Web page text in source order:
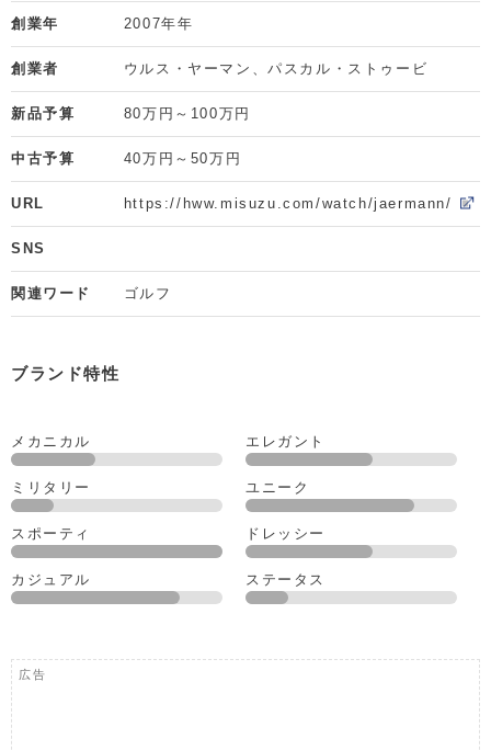
創業年 2007年年
創業者 ウルス・ヤーマン、パスカル・ストゥービ
新品予算 80万円～100万円
中古予算 40万円～50万円
URL https://hww.misuzu.com/watch/jaermann/
SNS
関連ワード ゴルフ
ブランド特性
メカニカル エレガント
ミリタリー ユニーク
スポーティ ドレッシー
カジュアル ステータス
広告